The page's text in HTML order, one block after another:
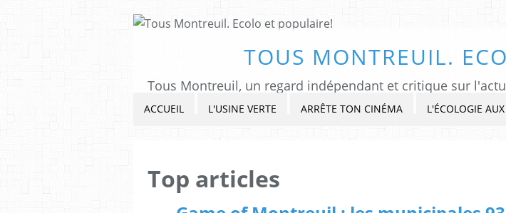
TOUS MONTREUIL.
ACCUEIL L'USINE VERTE ARRÊTE TON CINÉMA L'ÉCOLOGIE
Top articles